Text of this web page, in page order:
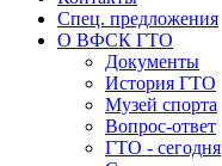
Спец. предложения
О ВФСК ГТО
Документы
История ГТО
Музей спорта
Вопрос-ответ
ГТО - сегодня